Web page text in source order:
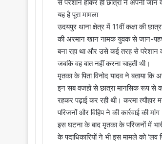
से परेशान होकर ही छात्रा ने अपनी
यह है पूरा मामला
उदयपुर थाना क्षेत्र में 11वीं कक्षा की
की अरमान खान नामक युवक से जान-
बना रहा था और उसे कई तरह से परेशान
जबकि वह बात नहीं करना चाहती थी।
मृतका के पिता विनोद यादव ने बताया
इन सब वजहों से छात्रा मानसिक रूप से
रहकर पढ़ाई कर रही थी। करमा
परिजनों और विहिप ने की कार्रवाई की मांग
इस घटना के बाद मृतका के परिजनों में
के पदाधिकारियों ने भी इस मामले को